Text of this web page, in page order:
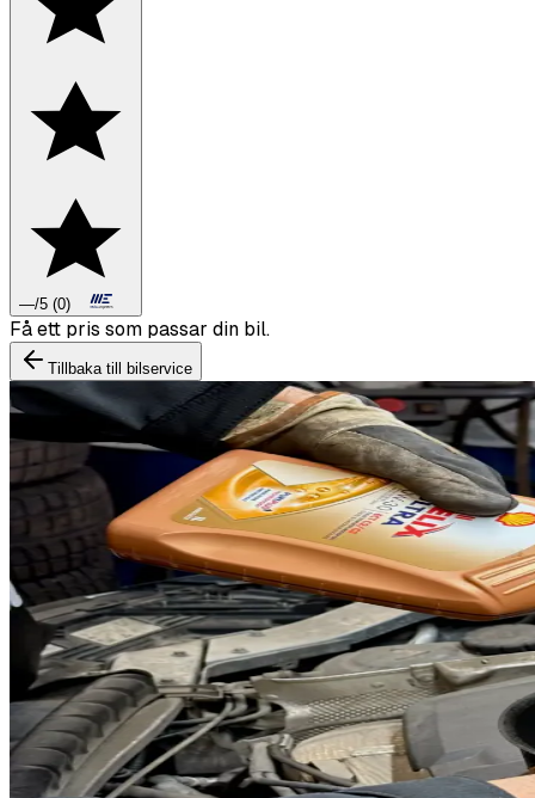
—/5 (0)
Boka däckbyte eller montering inför vintern.
Tillbaka till bilservice